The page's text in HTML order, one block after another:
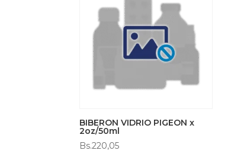
BIBERON VIDRIO PIGEON x
2oz/50ml
Bs.220,05